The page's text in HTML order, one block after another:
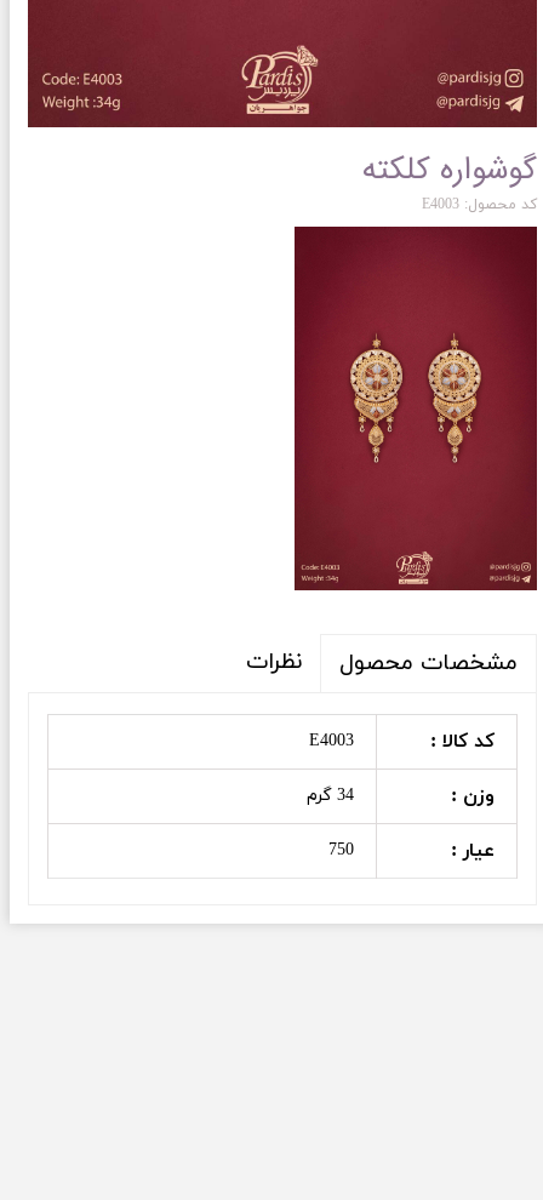
گوشواره کلکته
کد محصول: E4003
مشخصات محصول نظرات
کد کالا : E4003
وزن : 34 گرم
عیار : 750